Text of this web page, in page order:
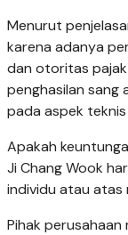
Menurut
karena adanya
dan otoritas
penghasilan
pada aspek
Apakah
Ji Chang Wook
individu atau atas
Pihak